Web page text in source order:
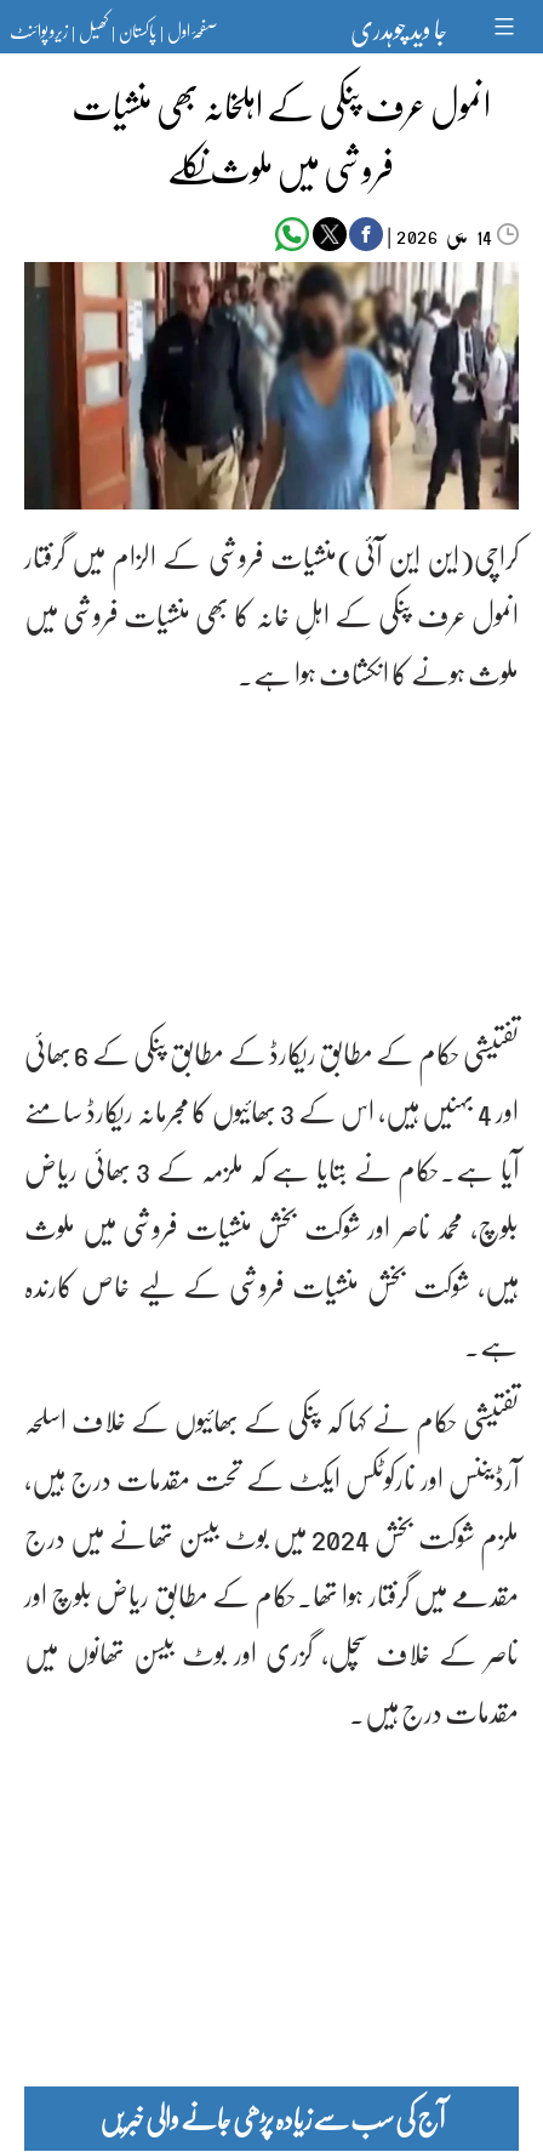
content جا وید چوہدری صفحۂ اول|پاکستان|کھیل|زیرو پوائنٹ
انمول عرف پنکی کے اہلخانہ بھی منشیات
فروشی میں ملوث نکلے
14 مئی‬‮ |
کراچی(این این آئی)منشیات فروشی کے الزام میں گرفتار
انمول عرف پنکی کے اہلِ خانہ کا بھی منشیات فروشی میں
ملوث ہونے کا انکشاف ہوا ہے۔
تفتیشی حکام کے مطابق ریکارڈ کے مطابق پنکی کے 6 بھائی
اور 4 بہنیں ہیں، اس کے 3 بھائیوں کا مجرمانہ ریکارڈ سامنے
آیا ہے۔حکام نے بتایا ہے کہ ملزمہ کے 3 بھائی ریاض
بلوچ، محمد ناصر اور شوکت بخش منشیات فروشی میں ملوث
ہیں، شوکت بخش منشیات فروشی کے لیے خاص کارندہ
ہے۔
تفتیشی حکام نے کہا کہ پنکی کے بھائیوں کے خلاف اسلحہ
آرڈیننس اور نارکوٹکس ایکٹ کے تحت مقدمات درج ہیں،
ملزم شوکت بخش 2024 میں بوٹ بیسن تھانے میں درج
مقدمے میں گرفتار ہوا تھا۔حکام کے مطابق ریاض بلوچ اور
ناصر کے خلاف سچل، گزری اور بوٹ بیسن تھانوں میں
مقدمات درج ہیں۔
آج کی سب سے زیادہ پڑھی جانے والی خبریں